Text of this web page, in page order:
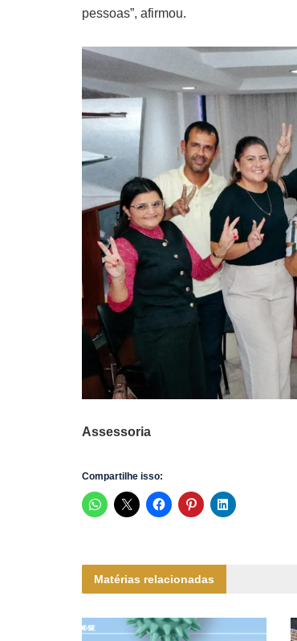
pessoas”, afirmou.
Assessoria
Compartilhe isso:
Matérias relacionadas